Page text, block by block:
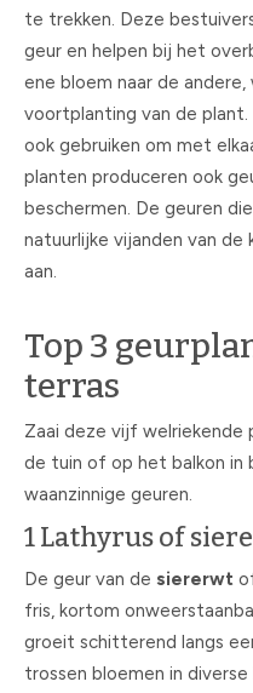
te trekken. Deze
geur en helpen bij het
ene bloem naar de
voortplanting van de
ook gebruiken om met
planten produceren ook
beschermen. De geuren
natuurlijke vijanden van de
aan.
Top 3
terras
Zaai deze vijf welriekende
de tuin of op het balkon in
waanzinnige geuren.
1 Lathyrus of
De geur van de siererwt
fris, kortom
groeit schitterend langs
trossen bloemen in